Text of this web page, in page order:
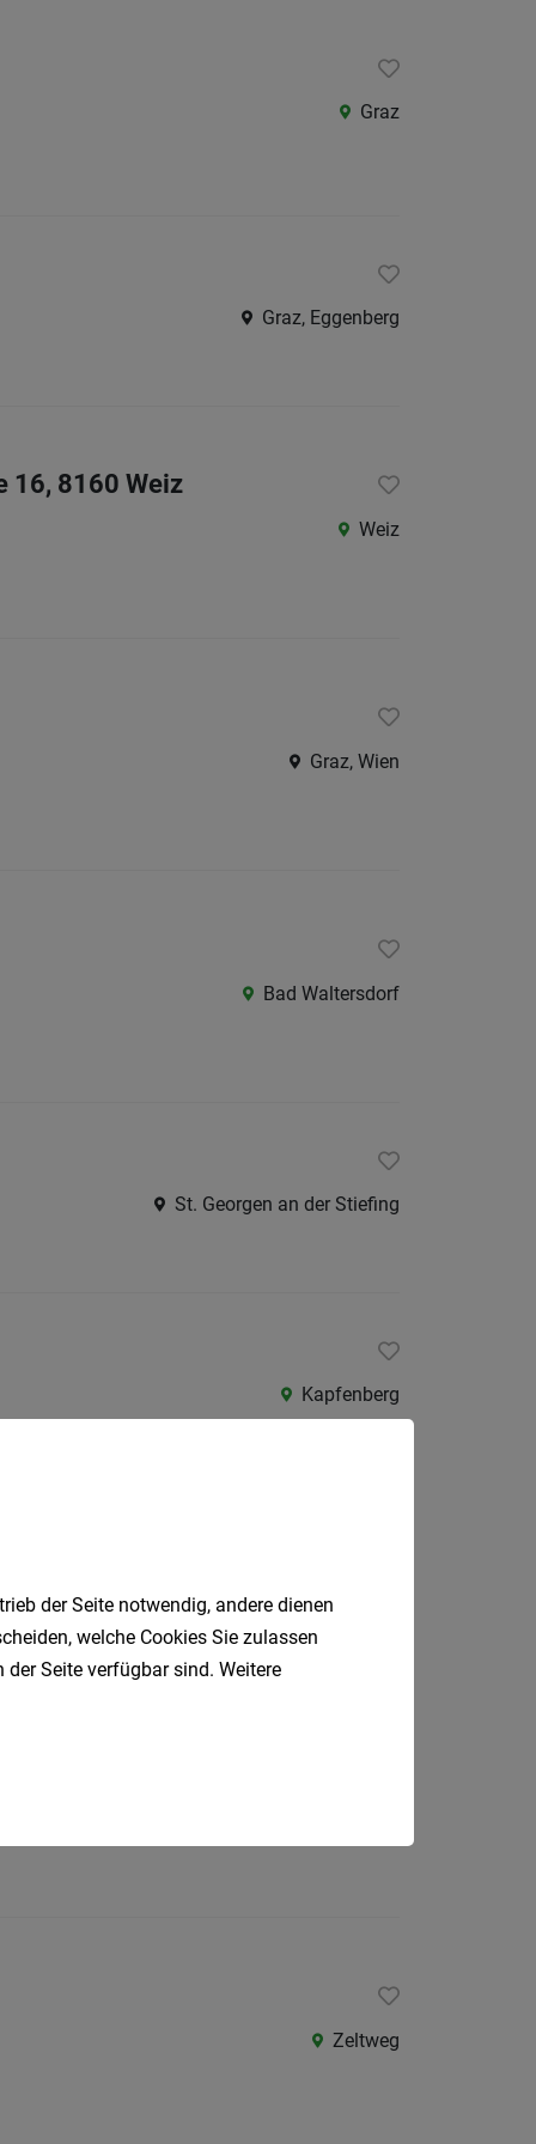
Graz
Graz, Eggenberg
16, 8160 Weiz
Weiz
Graz, Wien
Bad Waltersdorf
St. Georgen an der Stiefing
Kapfenberg
Privatklinik
Zeltweg
der Seite notwendig, andere dienen
welche Cookies Sie zulassen
Seite verfügbar sind. Weitere